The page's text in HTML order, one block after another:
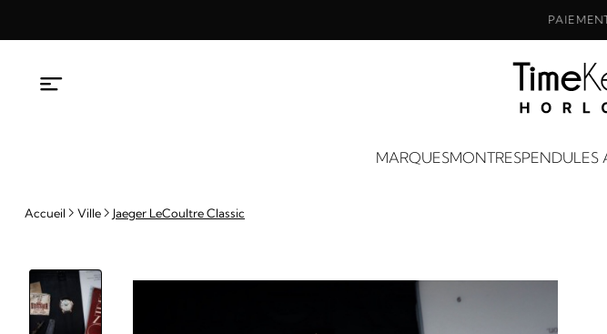
MARQUESMONTRESPENDULES
Accueil Ville Jaeger LeCoultre Classic